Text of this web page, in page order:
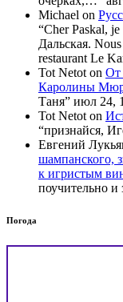
Michael on
“Cher Paskal,
Дальская.
restaurant Le
Tot Netot on От
Каролины
Таня” июл 24,
Tot Netot on
“признайся,
Евгений
шампанского,
к игристым
поучительно и
Погода